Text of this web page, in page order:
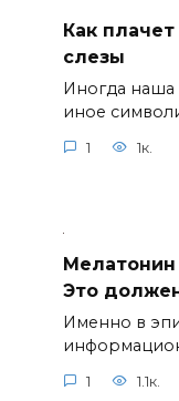
Как
слезы
Иногда наша
иное
1 1к.
Это
Именно в
1 1.1к.